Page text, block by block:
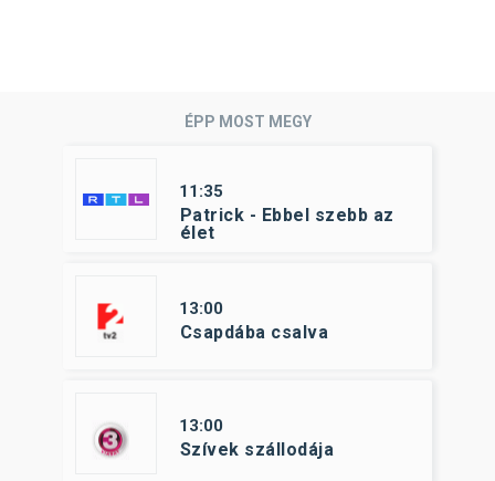
ÉPP MOST MEGY
11:35
Patrick - Ebbel szebb az
élet
13:00
Csapdába csalva
13:00
Szívek szállodája